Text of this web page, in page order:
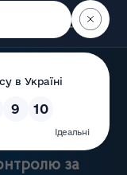
Пошук
за